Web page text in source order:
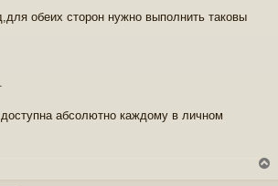
обеих сторон нужно выполнить таковы
абсолютно каждому в личном